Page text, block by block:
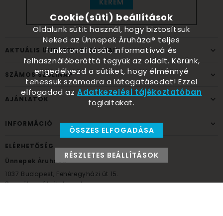
KÉREM
AKTUÁLIS ÜNNEPEK, ALKALMAK
SZÁMOS SZÜLINAP
AJÁNLATOK
INFORMÁCIÓ
ELÉRHETŐSÉG
Ünnepek Áruháza
1037 Budapest, Fehéregyházi út 15.
Személyes átvételi pont
Cookie(süti) beállítások
Oldalunk sütit használ, hogy biztosítsuk
Neked az Ünnepek Áruháza® teljes
funkcionalitását, informatívvá és
felhasználóbaráttá tegyük az oldalt. Kérünk,
engedélyezd a sütiket, hogy élménnyé
tehessük számodra a látogatásodat! Ezzel
elfogadod azAdatkezelési tájékoztatóban
foglaltakat.
ÖSSZES ELFOGADÁSA
RÉSZLETES BEÁLLÍTÁSOK